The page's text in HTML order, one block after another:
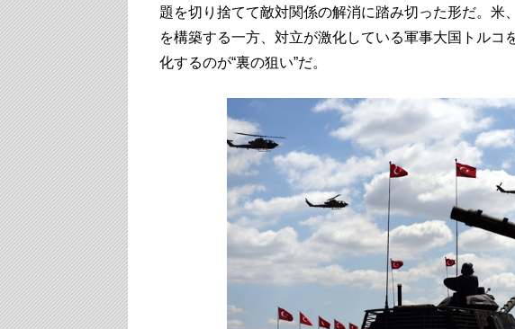
題を切り捨てて敵対関係の解消に踏み切った形だ。米
を構築する一方、対立が激化している軍事大国トルコ
化するのが“裏の狙い”だ。